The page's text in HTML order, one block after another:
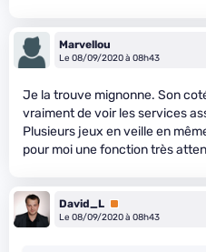
Marvellou
Le 08/09/2020 à 08h43
Je la trouve mignonne. Son
vraiment de voir les services
Plusieurs jeux en veille en
pour moi une fonction très
David_L Premium
Le 08/09/2020 à 08h43